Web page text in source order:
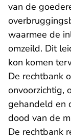
van de
waarmee de
omzeild. Dit
kon komen
De rechtbank
onvoorzichtig,
gehandeld en
dood van de
De rechtbank